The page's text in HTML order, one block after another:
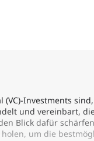
Investments
und vereinbart,
Blick dafür
um die